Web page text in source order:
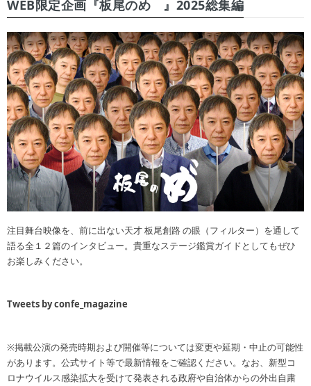
WEB限定企画『板尾のめ゙』2025総集編
注目舞台映像を、前に出ない天才 板尾創路 の眼（フィルター）を通して
語る全１２篇のインタビュー。貴重なステージ鑑賞ガイドとしてもぜひ
お楽しみください。
Tweets by confe_magazine
※掲載公演の発売時期および開催等については変更や延期・中止の可能性
があります。公式サイト等で最新情報をご確認ください。なお、新型コ
ロナウイルス感染拡大を受けて発表される政府や自治体からの外出自粛